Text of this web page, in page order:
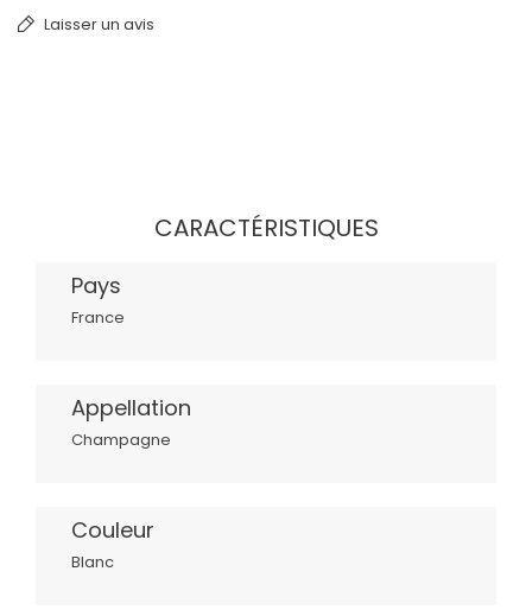
Laisser un avis
CARACTÉRISTIQUES
Pays
France
Appellation
Champagne
Couleur
Blanc